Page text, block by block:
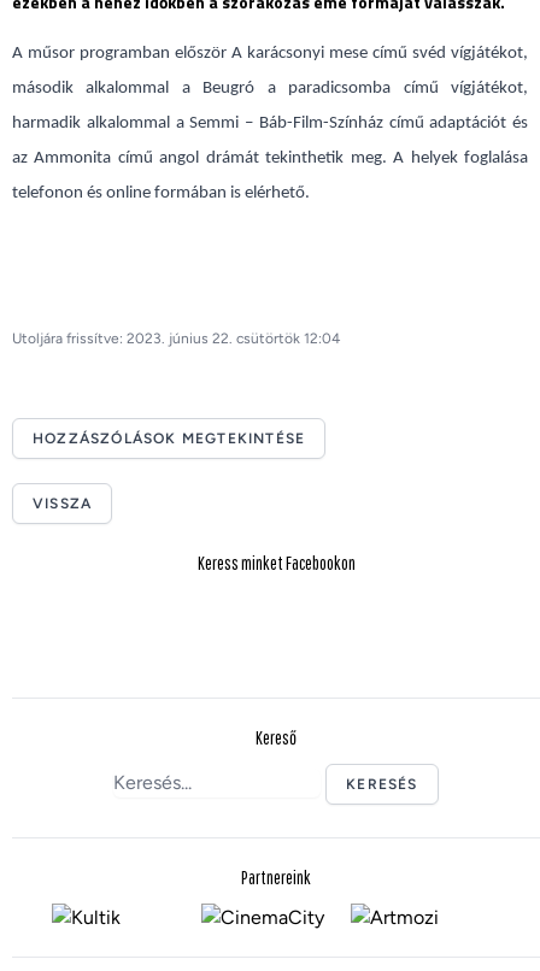
A műsor programban először A karácsonyi mese című svéd vígjátékot,
második alkalommal a Beugró a paradicsomba című vígjátékot,
harmadik alkalommal a Semmi – Báb-Film-Színház című adaptációt és
az Ammonita című angol drámát tekinthetik meg. A helyek foglalása
telefonon és online formában is elérhető.
Utoljára frissítve: 2023. június 22. csütörtök 12:04
HOZZÁSZÓLÁSOK MEGTEKINTÉSE
VISSZA
Keress minket Facebookon
Kereső
KERESÉS
Partnereink